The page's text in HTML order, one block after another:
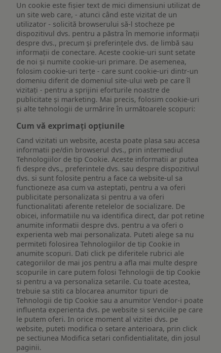
Un cookie este fişier text de mici dimensiuni utilizat de
un site web care, - atunci când este vizitat de un
utilizator - solicită browserului să-l stocheze pe
dispozitivul dvs. pentru a păstra în memorie informații
despre dvs., precum și preferințele dvs. de limbă sau
informații de conectare. Aceste cookie-uri sunt setate
de noi și numite cookie-uri primare. De asemenea,
folosim cookie-uri terțe - care sunt cookie-uri dintr-un
domeniu diferit de domeniul site-ului web pe care îl
vizitați - pentru a sprijini eforturile noastre de
publicitate și marketing. Mai precis, folosim cookie-uri
și alte tehnologii de urmărire în următoarele scopuri:
Cum vă exprimați opțiunile
Cand vizitati un website, acesta poate plasa sau accesa
informatii pe/din browserul dvs., prin intermediul
Tehnologiilor de tip Cookie. Aceste informatii ar putea
fi despre dvs., preferintele dvs. sau despre dispozitivul
dvs. si sunt folosite pentru a face ca website-ul sa
functioneze asa cum va asteptati, pentru a va oferi
publicitate personalizata si pentru a va oferi
functionalitati aferente retelelor de socializare. De
obicei, informatiile nu va identifica direct, dar pot retine
anumite informatii despre dvs. pentru a va oferi o
experienta web mai personalizata. Puteti alege sa nu
permiteti folosirea Tehnologiilor de tip Cookie in
anumite scopuri. Dati click pe diferitele rubrici ale
categoriilor de mai jos pentru a afla mai multe despre
scopurile in care putem folosi Tehnologii de tip Cookie
si pentru a va personaliza setarile. Cu toate acestea,
trebuie sa stiti ca blocarea anumitor tipuri de
Tehnologii de tip Cookie sau a anumitor Vendor-i poate
influenta experienta dvs. pe website si serviciile pe care
le putem oferi. In orice moment al vizitei dvs. pe
website, puteti modifica o setare anterioara, prin click
pe sectiunea Modifica setari confidentialitate, din josul
paginii.